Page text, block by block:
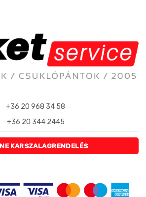
+36 20 968 34 58
+36 20 344 2445
KARSZALAGRENDELÉS